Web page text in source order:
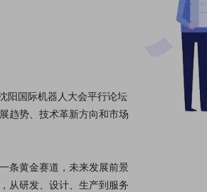
阳国际机器人大会平行论坛
趋势、技术革新方向和市场
条黄金赛道，未来发展前景
从研发、设计、生产到服务